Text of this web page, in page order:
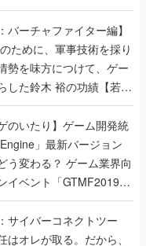
終回】
バーチャファイター編】
ために、軍事技術を採り
勢を味方につけて、ゲー
した鈴木 裕の功績【若ゲ
のいたり】ゲーム開発統
」最新バージョン
う変わる？ ゲーム業界向
イベント「GTMF2019」
解を深めよう【PR】
サイバーコネクトツー
はオレが取る。だから、